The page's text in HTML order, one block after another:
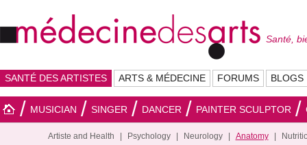
Santé,
SANTÉ DES ARTISTES ARTS & MÉDECINE FORUMS BLOGS
MUSICIAN SINGER DANCER PAINTER SCULPTOR
Artiste and Health Psychology Neurology Anatomy